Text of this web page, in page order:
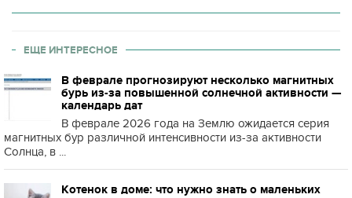
ЕЩЕ ИНТЕРЕСНОЕ
В феврале прогнозируют несколько магнитных
бурь из-за повышенной солнечной активности —
календарь дат
В феврале 2026 года на Землю ожидается серия
магнитных бур различной интенсивности из-за активности
Солнца, в ...
Котенок в доме: что нужно знать о маленьких